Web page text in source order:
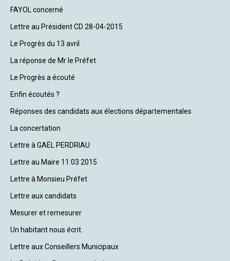
FAYOL concerné
Lettre au Président CD 28-04-2015
Le Progrès du 13 avril
La réponse de Mr le Préfet
Le Progrès a écouté
Enfin écoutés ?
Réponses des candidats aux élections départementales
La concertation
Lettre à GAËL PERDRIAU
Lettre au Maire 11 03 2015
Lettre à Monsieu Préfet
Lettre aux candidats
Mesurer et remesurer
Un habitant nous écrit.
Lettre aux Conseillers Municipaux